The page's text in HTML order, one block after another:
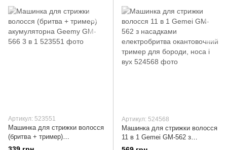
Артикул: 523551
Машинка для стрижки волосся
(бритва + тример)
акумуляторна Geemy GM-566
Артикул: 524568
Машинка для стрижки волосся
11 в 1 Gemei GM-562 з
насадками електробритва